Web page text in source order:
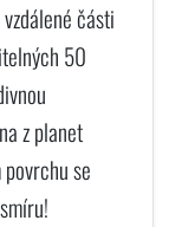
části
50
z planet
se